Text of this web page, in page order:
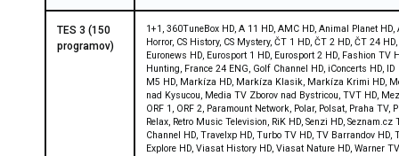
TES 3 (150
programov)
1+1, 360TuneBox HD, A 11 HD, AMC HD, Animal Planet
Horror, CS History, CS Mystery, ČT 1 HD, ČT 2 HD, ČT 24
Euronews HD, Eurosport 1 HD, Eurosport 2 HD, Fashion TV
Hunting, France 24 ENG, Golf Channel HD, iConcerts HD,
M5 HD, Markíza HD, Markíza Klasik, Markíza Krimi HD,
nad Kysucou, Media TV Zborov nad Bystricou, TVT HD,
ORF 1, ORF 2, Paramount Network, Polar, Polsat, Praha
Relax, Retro Music Television, RiK HD, Senzi HD,
Channel HD, Travelxp HD, Turbo TV HD, TV Barrandov
Explore HD, Viasat History HD, Viasat Nature HD, Warner